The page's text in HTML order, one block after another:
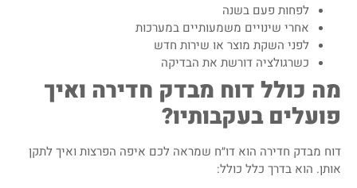
לפחות פעם בשנה
אחרי שינויים משמעותיים במערכות
לפני השקת מוצר או שירות חדש
כשרגולציה דורשת את הבדיקה
מה כולל דוח מבדק חדירה ואיך
פועלים בעקבותיו?
דוח מבדק חדירה הוא דו״ח שמראה לכם איפה הפרצות ואיך לתקן
אותן. הוא בדרך כלל כולל: